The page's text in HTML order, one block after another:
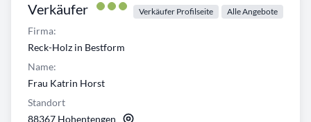
Verkäufer Verkäufer Profilseite Alle Angebote
Firma:
Reck-Holz in Bestform
Name:
Frau Katrin Horst
Standort
88367 Hohentengen